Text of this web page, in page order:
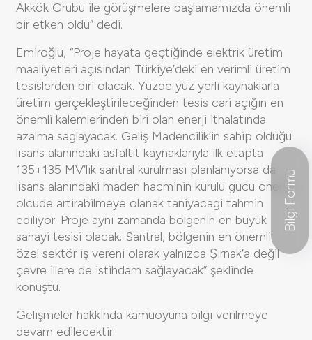
Akkök Grubu ile görüşmelere başlamamızda önemli
bir etken oldu” dedi.
Emiroğlu, “Proje hayata geçtiğinde elektrik üretim
maaliyetleri açısından Türkiye’deki en verimli üretim
tesislerden biri olacak. Yüzde yüz yerli kaynaklarla
üretim gerçekleştirileceğinden tesis cari açığın en
önemli kalemlerinden biri olan enerji ithalatında
azalma saglayacak. Geliş Madencilik’in sahip olduğu
lisans alanındaki asfaltit kaynaklarıyla ilk etapta
135+135 MV’lık santral kurulması planlanıyorsa da
lisans alanındaki maden hacminin kurulu gucu onemli
olcude artirabilmeye olanak taniyacagi tahmin
ediliyor. Proje aynı zamanda bölgenin en büyük
sanayi tesisi olacak. Santral, bölgenin en önemli
özel sektör iş vereni olarak yalnızca Şırnak’a değil
çevre illere de istihdam sağlayacak” şeklinde
konuştu.
Gelişmeler hakkında kamuoyuna bilgi verilmeye
devam edilecektir.
Bilgi Formu